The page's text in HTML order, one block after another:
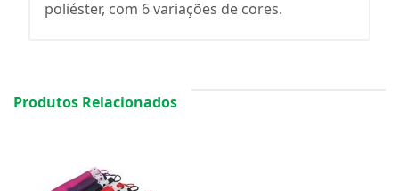
poliéster, com 6 variações de cores.
Produtos Relacionados